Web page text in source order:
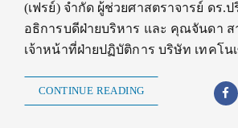
(เฟรย์) จำกัด ผู้ช่วยศาสตราจารย์ ดร.ป
อธิการบดีฝ่ายบริหาร และ คุณจันดา ส
เจ้าหน้าที่ฝ่ายปฏิบัติการ บริษัท เทคโน
CONTINUE READING